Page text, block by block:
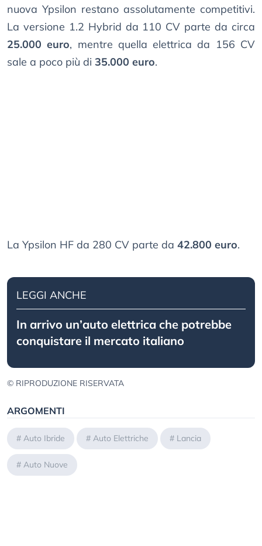
nuova Ypsilon restano assolutamente competitivi.
La versione 1.2 Hybrid da 110 CV parte da circa
25.000 euro, mentre quella elettrica da 156 CV
sale a poco più di 35.000 euro.
La Ypsilon HF da 280 CV parte da 42.800 euro.
LEGGI ANCHE
In arrivo un’auto elettrica che potrebbe
conquistare il mercato italiano
© RIPRODUZIONE RISERVATA
ARGOMENTI
# Auto Ibride # Auto Elettriche # Lancia
# Auto Nuove